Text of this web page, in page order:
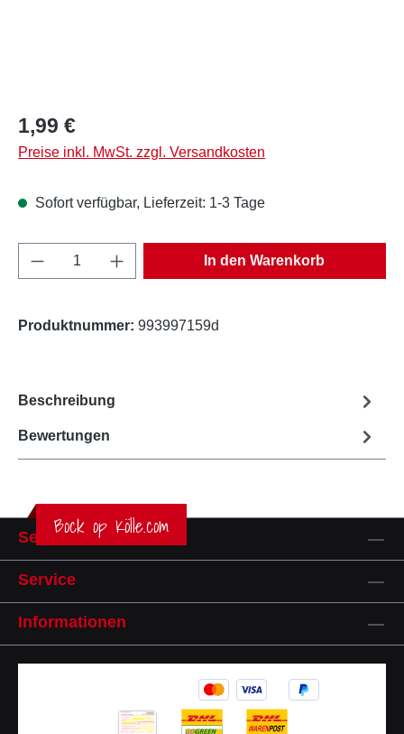
Regulärer Preis:
1,99 €
Preise inkl. MwSt. zzgl. Versandkosten
Sofort verfügbar, Lieferzeit: 1-3 Tage
Produkt Anzahl: Gib den gewünschten
In den Warenkorb
Produktnummer: 993997159d
Beschreibung
Bewertungen
Bock op Kölle.com
Service-Hotline
Service
Informationen